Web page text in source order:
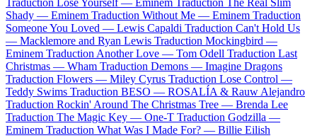
Traduction Lose Yourself — Eminem Traduction The Real Slim
Shady — Eminem Traduction Without Me — Eminem Traduction
Someone You Loved — Lewis Capaldi Traduction Can't Hold Us
— Macklemore and Ryan Lewis Traduction Mockingbird —
Eminem Traduction Another Love — Tom Odell Traduction Last
Christmas — Wham Traduction Demons — Imagine Dragons
Traduction Flowers — Miley Cyrus Traduction Lose Control —
Teddy Swims Traduction BESO — ROSALÍA & Rauw Alejandro
Traduction Rockin' Around The Christmas Tree — Brenda Lee
Traduction The Magic Key — One-T Traduction Godzilla —
Eminem Traduction What Was I Made For? — Billie Eilish